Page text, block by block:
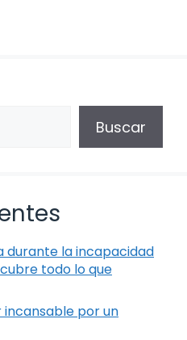
Buscar
durante la incapacidad
todo lo que
incansable por un